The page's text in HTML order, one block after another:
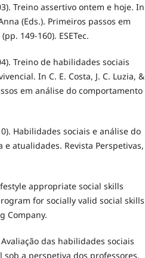
Treino assertivo ontem e hoje. In
(Eds.). Primeiros passos em
149-160). ESETec.
Treino de habilidades sociais
In C. E. Costa, J. C. Luzia, &
em análise do comportamento
Habilidades sociais e análise do
atualidades. Revista Perspetivas,
appropriate social skills
for socially valid social skills
Company.
das habilidades sociais
a perspetiva dos professores.